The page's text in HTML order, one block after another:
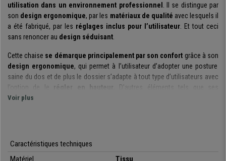
utilisation dans un environnement professionnel . Il se distingue par
son design ergonomique, par les matériaux de qualité avec lesquels il
a été fabriqué, par les réglages inclus pour l’utilisateur. Et tout ceci
sans renoncer au design séduisant.
Cette chaise se démarque principalement par son confort grâce à son
design ergonomique, qui permet à l’utilisateur d’adopter une posture
saine du dos et de plus le dossier s’adapte à tout type d’utilisateurs avec
l’option de le
régler en hauteur.
D’autres éléments tels que ses
accoudoirs ajustables en hauteur
hors du commun. En effet la
40kg/m3
celle du dossier de 30 kg/m3
Voir plus
Caractéristiques techniques
Matériel
Tissu